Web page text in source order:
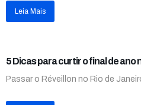
Leia Mais
5 Dicas para curtir o final de
Passar o Réveillon no Rio de